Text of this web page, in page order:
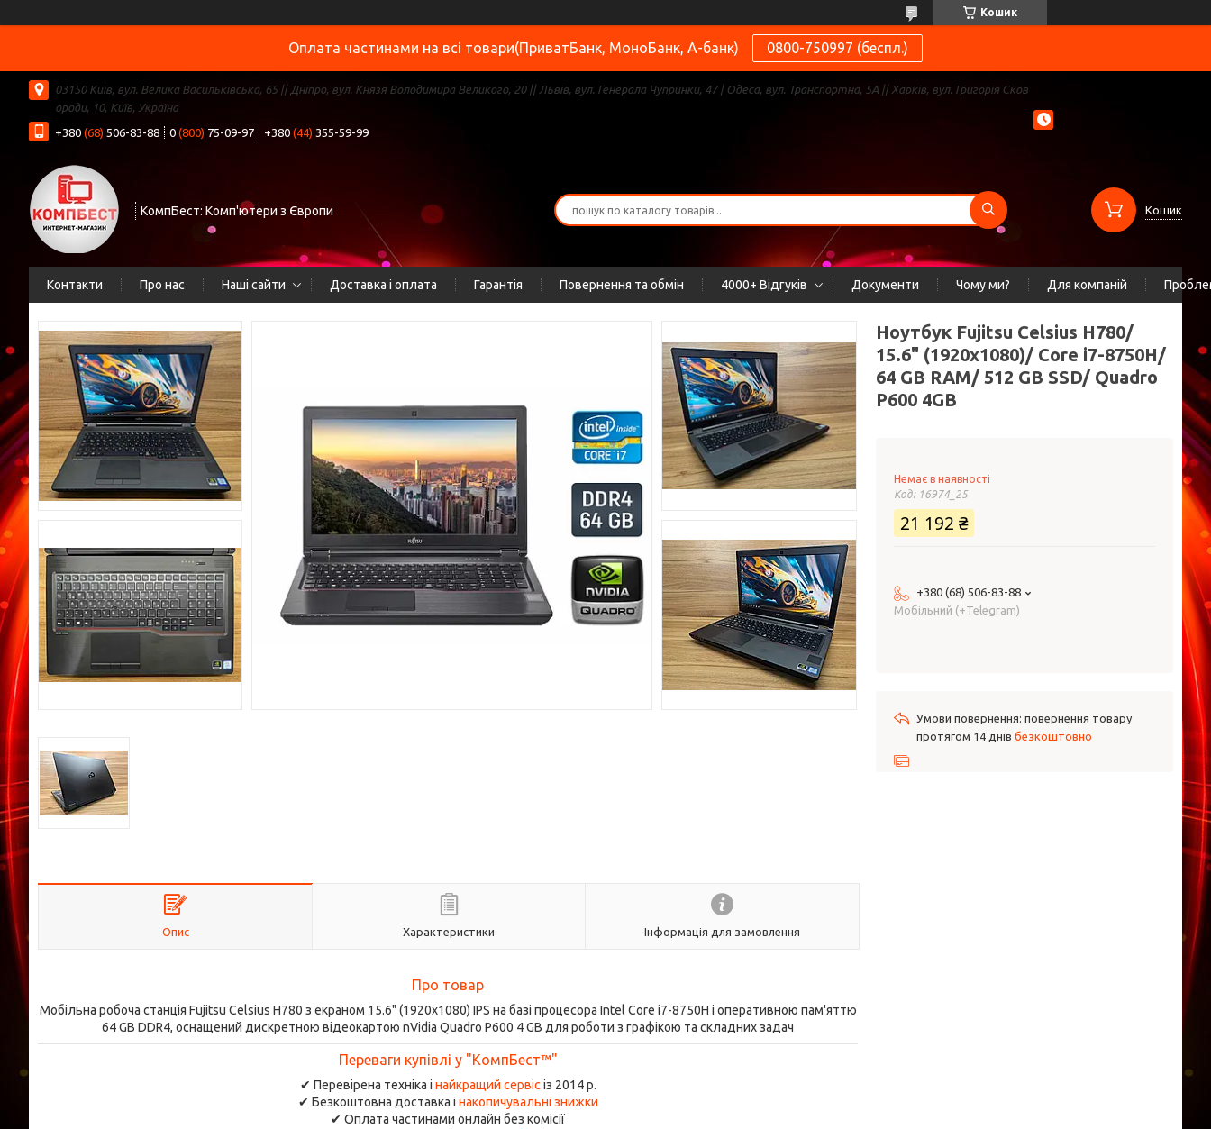
Кошик
Оплата частинами на всі товари(ПриватБанк, МоноБанк, А-банк) 0800-750997 (беспл.)
03150 Київ, вул. Велика Васильківська, 65 || Дніпро, вул. Князя Володимира Великого, 20 || Львів, вул. Генерала Чупринки, 47 | Одеса, вул. Транспортна, 5А || Харків, вул. Григорія Сков
ороди, 10, Київ, Україна
+380 (68) 506-83-88 0 (800) 75-09-97 +380 (44) 355-59-99
КомпБест: Комп'ютери з Європи Кошик
Контакти Про нас Наші сайти Доставка і оплата Гарантія Повернення та обмін 4000+ Відгуків Документи Чому ми? Для компаній
Опис Характеристики Інформація для замовлення
Про товар
Мобільна робоча станція Fujitsu Celsius H780 з екраном 15.6" (1920x1080) IPS на базі процесора Intel Core i7-8750H і оперативною пам'яттю
64 GB DDR4, оснащений дискретною відеокартою nVidia Quadro P600 4 GB для роботи з графікою та складних задач
Переваги купівлі у "КомпБест™"
✔ Перевірена техніка і найкращий сервіс із 2014 р.
✔ Безкоштовна доставка і накопичувальні знижки
✔ Оплата частинами онлайн без комісії
Ноутбук Fujitsu Celsius H780/
15.6" (1920x1080)/ Core i7-8750H/
64 GB RAM/ 512 GB SSD/ Quadro
P600 4GB
Немає в наявності
Код: 16974_25
21 192 ₴
+380 (68) 506-83-88
Мобільний (+Telegram)
повернення товару
протягом 14 днів безкоштовно